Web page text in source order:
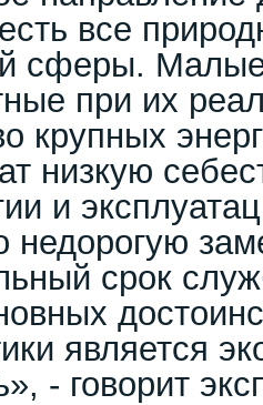
все
сферы.
при их
крупных
низкую
и
недорогую
срок
является
- говорит